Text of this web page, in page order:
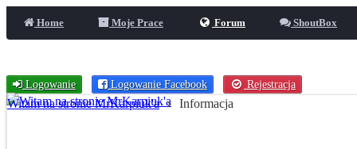
Home Moje Prace Forum ShoutBox
Logowanie Logowanie Facebook Rejestracja
Witam na stronie MrKarpiuk'a Informacja